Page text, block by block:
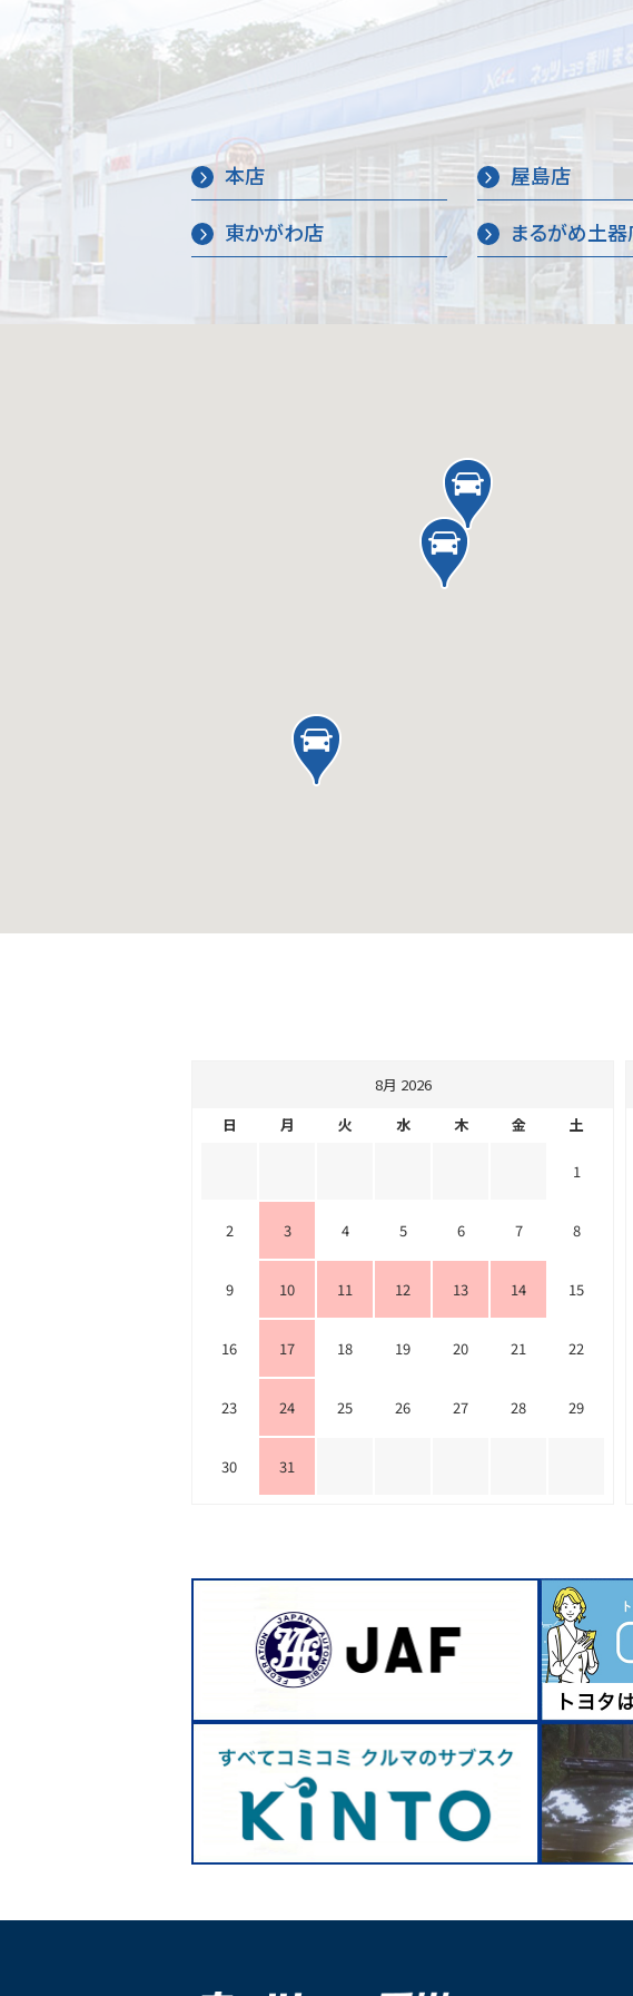
本店 屋島店
東かがわ店
まるがめ土
8月 2026
日
月 火 水 木 金 土
1
2 3 4 5 6 7 8
9 10 11 12 13 14 15
16 17 18 19 20 21 22
23 24 25 26 27 28 29
30 31